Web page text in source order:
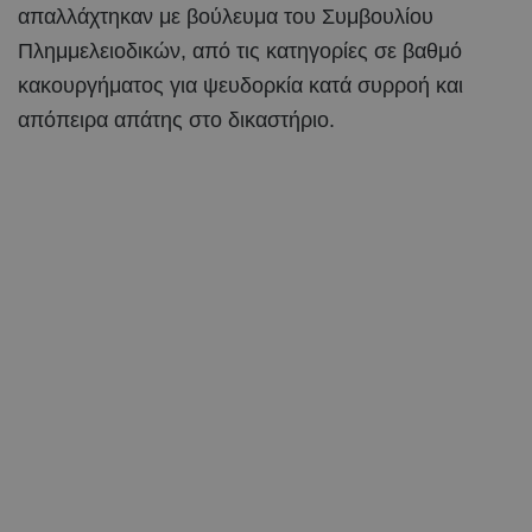
απαλλάχτηκαν με βούλευμα του Συμβουλίου
Πλημμελειοδικών, από τις κατηγορίες σε βαθμό
κακουργήματος για ψευδορκία κατά συρροή και
απόπειρα απάτης στο δικαστήριο.